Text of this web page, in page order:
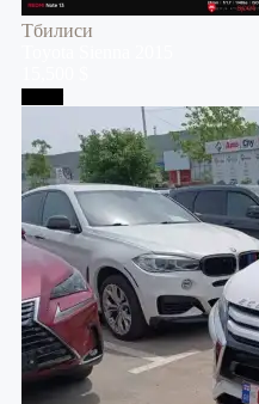
Тбилиси